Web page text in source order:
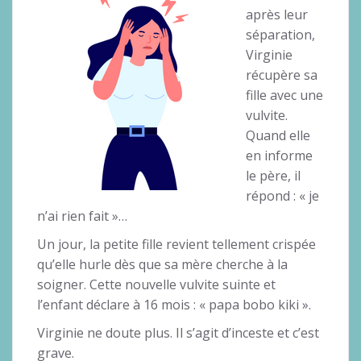
après leur
séparation,
Virginie
récupère sa
fille avec une
vulvite.
Quand elle
en informe
le père, il
répond : « je
n’ai rien fait »…
Un jour, la petite fille revient tellement crispée
qu’elle hurle dès que sa mère cherche à la
soigner. Cette nouvelle vulvite suinte et
l’enfant déclare à 16 mois : « papa bobo kiki ».
Virginie ne doute plus. Il s’agit d’inceste et c’est
grave.